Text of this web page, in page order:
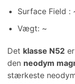
Surface Field :
Vægt: ~
Det klasse N52
den neodym
stærkeste